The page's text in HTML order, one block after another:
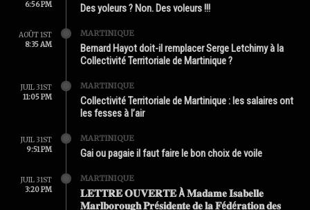
6:56 PM
Des yoleurs ? Non. Des voleurs !!!
AOÛT 1ST
8:35 AM
MARTINIQUE
Bernard Hayot doit-il remplacer Serge Letchimy à la
Collectivité Territoriale de Martinique ?
JUIL 31ST
11:05 PM
MARTINIQUE
Collectivité Territoriale de Martinique : les salaires ont
les fesses à l’air
JUIL 31ST
9:51 PM
MARTINIQUE
Gai ou pagaie il faut faire le bon choix de voile
JUIL 31ST
3:20 PM
MARTINIQUE
𝐋𝐄𝐓𝐓𝐑𝐄 𝐎𝐔𝐕𝐄𝐑𝐓𝐄 À 𝐌𝐚𝐝𝐚𝐦𝐞 𝐈𝐬𝐚𝐛𝐞𝐥𝐥𝐞
𝐌𝐚𝐫𝐥𝐛𝐨𝐫𝐨𝐮𝐠𝐡 𝐏𝐫é𝐬𝐢𝐝𝐞𝐧𝐭𝐞 𝐝𝐞 𝐥𝐚 𝐅é𝐝é𝐫𝐚𝐭𝐢𝐨𝐧 𝐝𝐞𝐬